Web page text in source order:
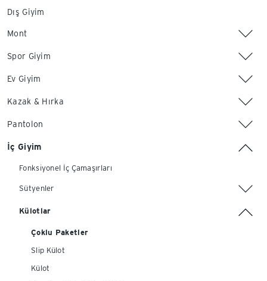
Dış Giyim
Mont
Spor Giyim
Ev Giyim
Kazak & Hırka
Pantolon
İç Giyim
Fonksiyonel İç Çamaşırları
Sütyenler
Külotlar
Çoklu Paketler
Slip Külot
Külot